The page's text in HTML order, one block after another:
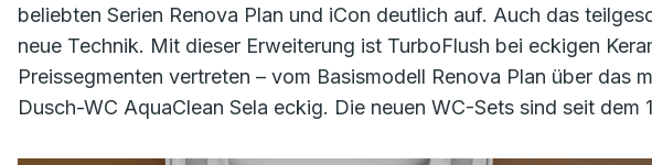
beliebten Serien Renova Plan und iCon deutlich auf. Auch das
neue Technik. Mit dieser Erweiterung ist TurboFlush bei eckigen
Preissegmenten vertreten – vom Basismodell Renova Plan über das
Dusch-WC AquaClean Sela eckig. Die neuen WC-Sets sind seit dem